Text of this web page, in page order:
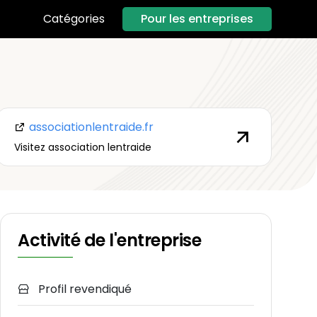
Catégories Pour les entreprises
associationlentraide.fr
Visitez association lentraide
Activité de l'entreprise
Profil revendiqué